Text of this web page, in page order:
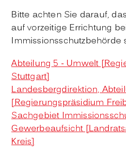
Bitte achten Sie darauf,
auf vorzeitige Errichtung
Immissionsschutzbehörde
Abteilung 5 - Umwelt
Stuttgart]
Landesbergdirektion,
[Regierungspräsidium
Sachgebiet
Gewerbeaufsicht
Kreis]